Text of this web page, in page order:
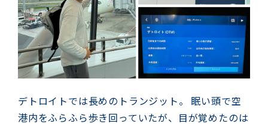
デトロイトでは長めのトランジット。 眠い頭で空
港内をふらふら歩き回っていたが、目が覚めたのは